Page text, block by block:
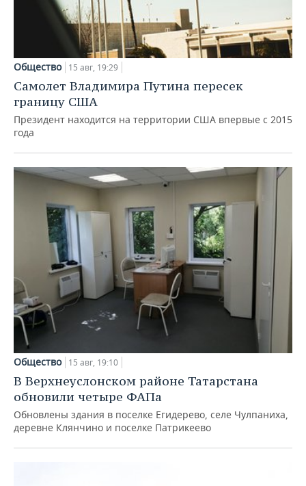
Общество 15 авг, 19:29
Самолет Владимира Путина пересек
границу США
Президент находится на территории США впервые с 2015
года
Общество 15 авг, 19:10
В Верхнеуслонском районе Татарстана
обновили четыре ФАПа
Обновлены здания в поселке Егидерево, селе Чулпаниха,
деревне Клянчино и поселке Патрикеево